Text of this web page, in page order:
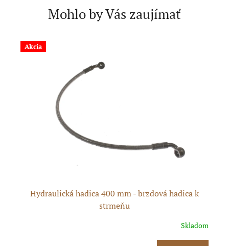
Mohlo by Vás zaujímať
Akcia
Hydraulická hadica 400 mm - brzdová hadica k
strmeňu
Skladom